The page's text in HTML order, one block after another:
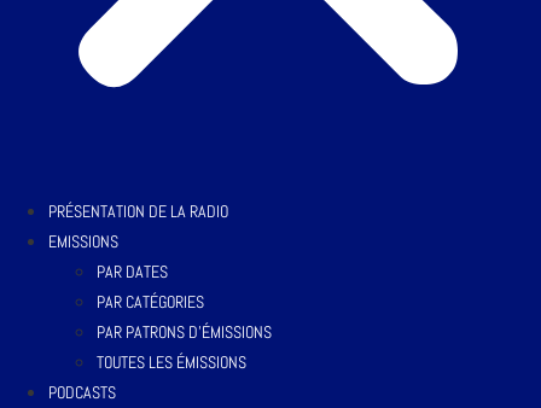
PRÉSENTATION DE LA RADIO
EMISSIONS
PAR DATES
PAR CATÉGORIES
PAR PATRONS D’ÉMISSIONS
TOUTES LES ÉMISSIONS
PODCASTS